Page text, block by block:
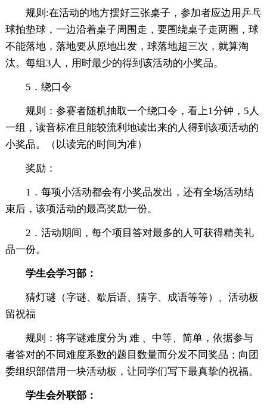
规则:在活动的地方摆好三张桌子，参加者应边用乒乓
球拍垫球，一边沿着桌子周围走，要围绕桌子走两圈，球
不能落地，落地要从原地出发，球落地超三次，就算淘
汰。每组3人，用时最少的得到该活动的小奖品。
5．绕口令
规则：参赛者随机抽取一个绕口令，看上1分钟，5人
一组，读音标准且能较流利地读出来的人得到该项活动的
小奖品。（以读完的时间为准）
奖励：
1．每项小活动都会有小奖品发出，还有全场活动结
束后，该项活动的最高奖励一份。
2．活动期间，每个项目答对最多的人可获得精美礼
品一份。
学生会学习部：
猜灯谜（字谜、歇后语、猜字、成语等等）、活动板
留祝福
规则：将字谜难度分为 难 、中等、简单，依据参与
者答对的不同难度系数的题目数量而分发不同奖品；向团
委组织部借用一块活动板，让同学们写下最真挚的祝福。
学生会外联部：